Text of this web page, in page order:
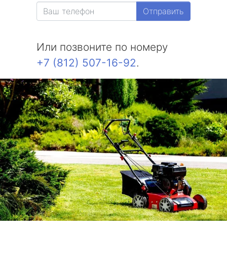
Отправить
Или позвоните по номеру
+7 (812) 507-16-92.